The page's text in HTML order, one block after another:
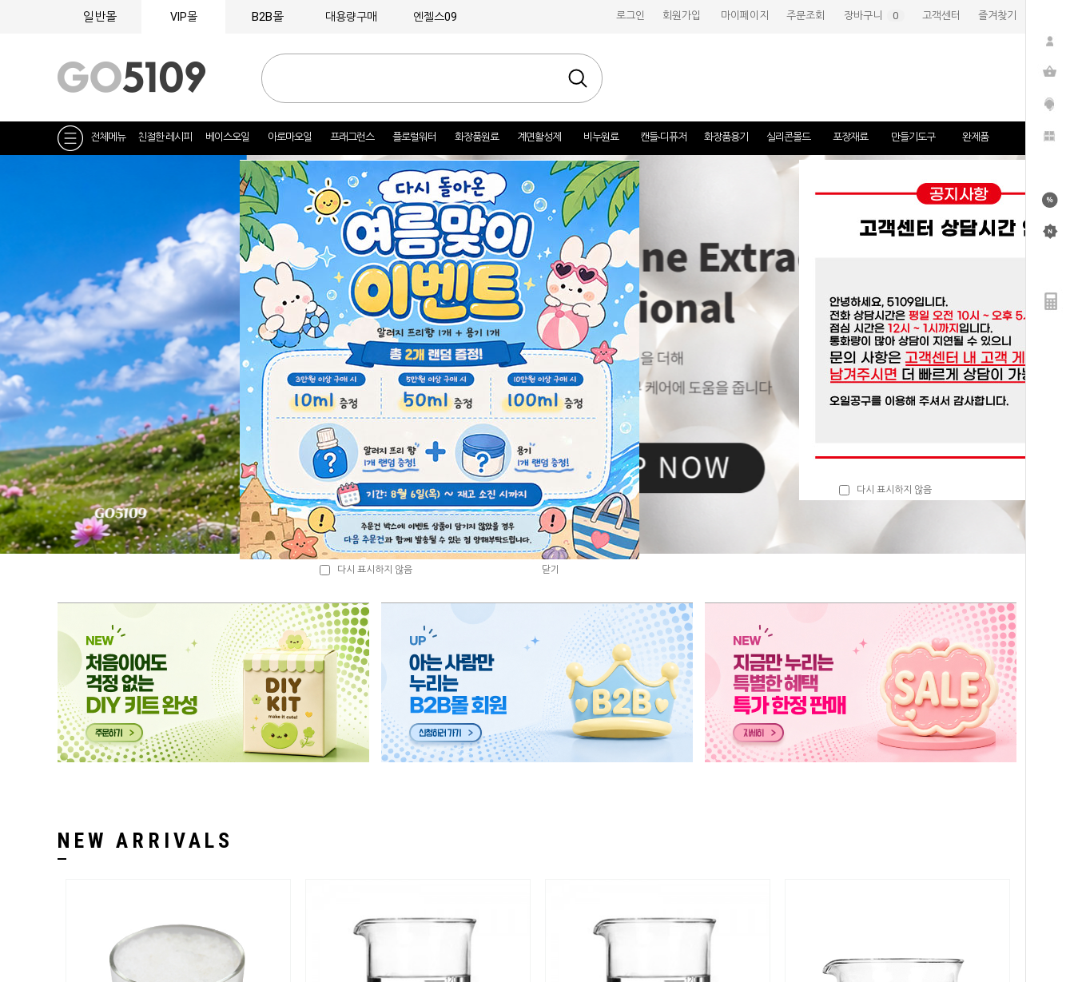
일반몰 VIP몰 B2B몰 대용량구매 엔젤스09 로그인 회원가입 마이페이지 주문조회 장바구니 0 고객센터 즐겨찾기
전체메뉴 친절한 레시피 베이스오일 아로마오일 프래그런스 플로럴워터 화장품원료 계면활성제 비누원료 캔들-디퓨저 화장품용기 실리콘몰드 포장재료 만들기도구 완제품
3/8
NEW ARRIVALS
다시 표시하지 않음
다시 표시하지 않음 닫기
다시 표시하지 않음 닫기